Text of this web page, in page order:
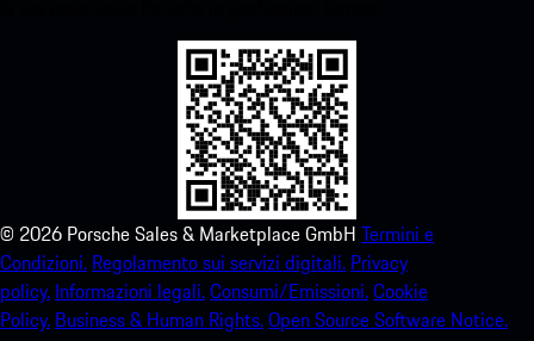
© 2026 Porsche Sales & Marketplace GmbH Termini e
Condizioni. Regolamento sui servizi digitali. Privacy
policy. Informazioni legali.Consumi/Emissioni.Cookie
Policy. Business & Human Rights.Open Source Software Notice.